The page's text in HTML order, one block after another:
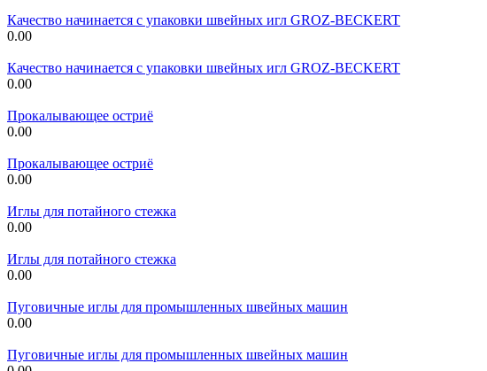
Качество начинается с упаковки швейных игл GROZ-BECKERT
0.00
Качество начинается с упаковки швейных игл GROZ-BECKERT
0.00
Прокалывающее остриё
0.00
Прокалывающее остриё
0.00
Иглы для потайного стежка
0.00
Иглы для потайного стежка
0.00
Пуговичные иглы для промышленных швейных машин
0.00
Пуговичные иглы для промышленных швейных машин